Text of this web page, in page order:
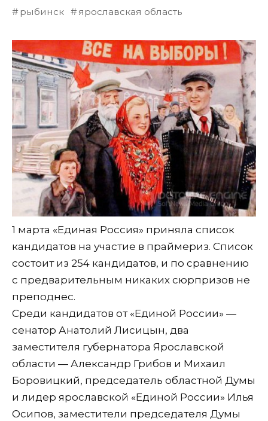
рыбинск ярославская область
1 марта «Единая Россия» приняла список
кандидатов на участие в праймериз. Список
состоит из 254 кандидатов, и по сравнению
с предварительным никаких сюрпризов не
преподнес.
Среди кандидатов от «Единой России» —
сенатор Анатолий Лисицын, два
заместителя губернатора Ярославской
области — Александр Грибов и Михаил
Боровицкий, председатель областной Думы
и лидер ярославской «Единой России» Илья
Осипов, заместители председателя Думы